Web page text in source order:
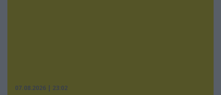
07.08.2026 | 23:02